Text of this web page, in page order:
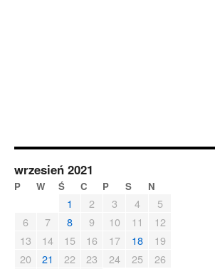
wrzesień 2021
P W Ś C P S N
1 2 3 4
5
6
7 8 9 10 11
12
13
14 15 16 17 18
19
20
21 22 23 24 25
26